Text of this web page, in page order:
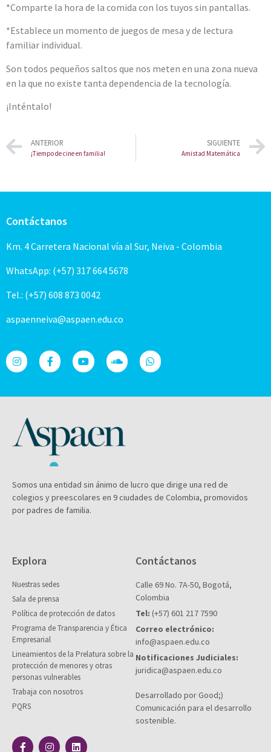
*Comparte la hora de la comida con los tuyos sin pantallas.
*Establece un momento de juegos de mesa y de lectura
familiar individual.
Son todos pequeños saltos que nos meten en una zona nueva
en la que no existe tanta dependencia de la tecnología.
¡Inténtalo!
ANTERIOR
¡Tiempo de cine en familia!
SIGUIENTE
Amistad Matemática
Contáctanos
Km. 4 Carretera Nacional vía al Sur, Neiva - Colombia
WhatsApp: (+57) 317 664 5678
Tel.: (+57) 608 873 0042
aspaenneiva@aspaen.edu.co
Somos una entidad sin ánimo de lucro que dirige una red de
colegios y preescolares en 9 ciudades de Colombia, promovidos
por padres de familia.
Explora
Nuestras sedes
Sala de prensa
Política de protección de datos
Programa de Transparencia y Ética
Empresarial
Lineamientos de la Prelatura sobre la
protección de menores y otras
personas vulnerables
Trabaja con nosotros
PQRS
Contáctanos
Calle 69 No. 7A-50, Bogotá,
Colombia
Tel: (+57) 601 217 7590
Correo electrónico:
info@aspaen.edu.co
Notificaciones Judiciales:
juridica@aspaen.edu.co
Desarrollado por Good;)
Comunicación para el desarrollo
sostenible.